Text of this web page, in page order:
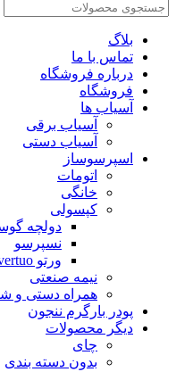
بلاگ
تماس با ما
درباره فروشگاه
فروشگاه
آسیاب ها
آسیاب برقی
آسیاب دستی
اسپرسوساز
اتومات
خانگی
کپسولی
دولچه
نسپرسو
ورتو vertuo
نیمه صنعتی
همراه دستی و
پودر بارگرم ننجون
دیگر محصولات
چای
بدون دسته بندی